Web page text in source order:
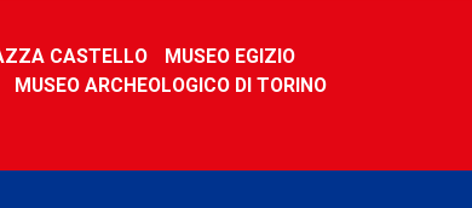
CASTELLO
MUSEO EGIZIO
MUSEO ARCHEOLOGICO DI TORINO